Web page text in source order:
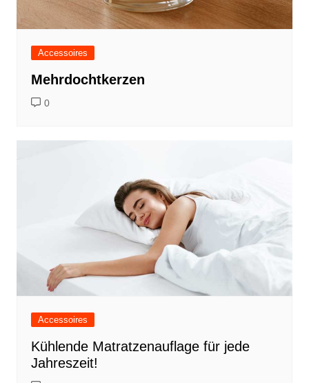
Accessoires
Mehrdochtkerzen
0
Accessoires
Kühlende Matratzenauflage für jede
Jahreszeit!